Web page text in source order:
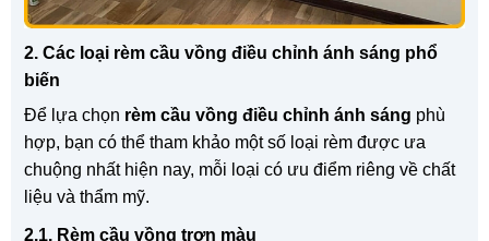
2. Các loại rèm cầu vồng điều chỉnh ánh sáng phổ
biến
Để lựa chọn rèm cầu vồng điều chỉnh ánh sáng phù
hợp, bạn có thể tham khảo một số loại rèm được ưa
chuộng nhất hiện nay, mỗi loại có ưu điểm riêng về chất
liệu và thẩm mỹ.
2.1. Rèm cầu vồng trơn màu